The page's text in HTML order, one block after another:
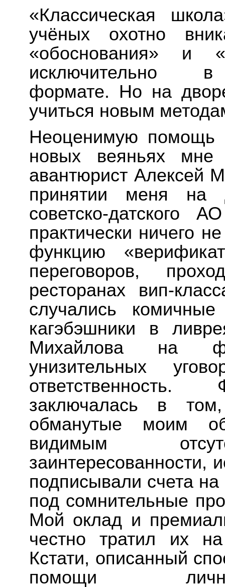
«Классическая
учёных охотно
«обоснования» и
исключительно в
формате. Но на
учиться новым
Неоценимую помощь
новых веяньях мне
авантюрист Алексей
принятии меня на
советско-
практически ничего
функцию
переговоров,
ресторанах вип-
случались
кагэбэшники в
Михайлова на
унизительных
ответственность.
заключалась в
обманутые моим
видимым
заинтересованности,
подписывали счета
под сомнительные
Мой оклад и
честно тратил их
Кстати, описанный
помощи